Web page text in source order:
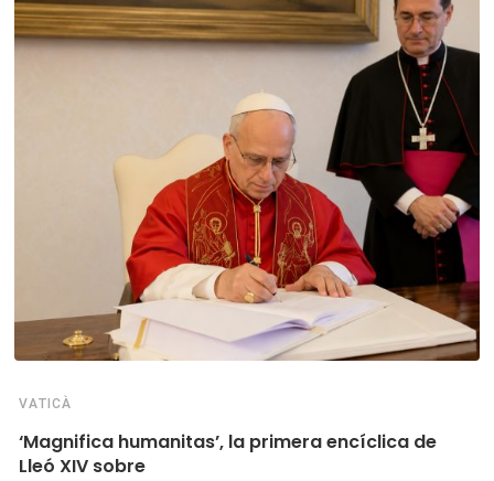
VATICÀ
‘Magnifica humanitas’, la primera encíclica de
Lleó XIV sobre